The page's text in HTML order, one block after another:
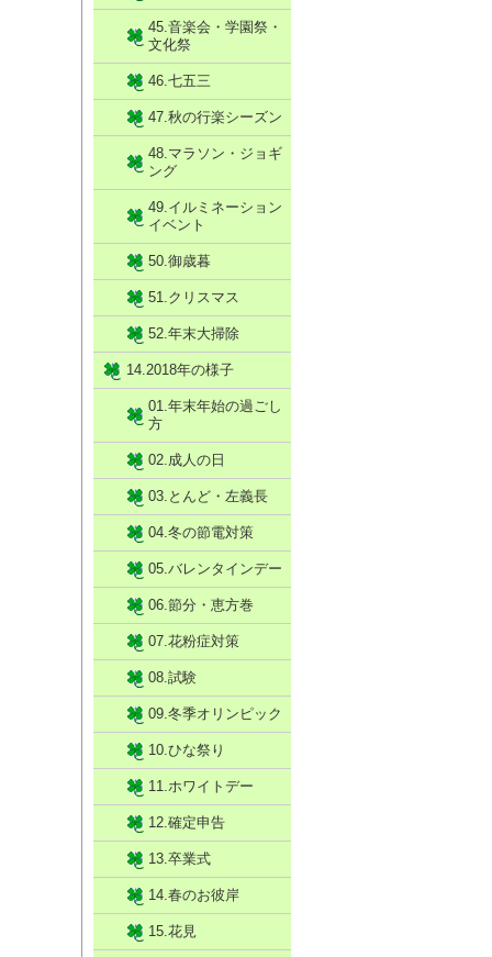
45.音楽会・学園祭・
文化祭
46.七五三
47.秋の行楽シーズン
48.マラソン・ジョギ
ング
49.イルミネーション
イベント
50.御歳暮
51.クリスマス
52.年末大掃除
14.2018年の様子
01.年末年始の過ごし
方
02.成人の日
03.とんど・左義長
04.冬の節電対策
05.バレンタインデー
06.節分・恵方巻
07.花粉症対策
08.試験
09.冬季オリンピック
10.ひな祭り
11.ホワイトデー
12.確定申告
13.卒業式
14.春のお彼岸
15.花見